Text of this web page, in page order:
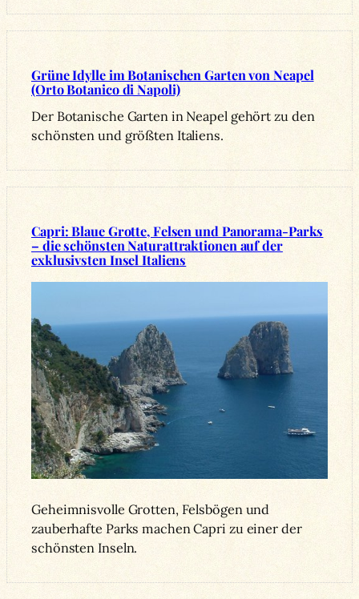
Grüne Idylle im Botanischen Garten von Neapel
(Orto Botanico di Napoli)
Der Botanische Garten in Neapel gehört zu den
schönsten und größten Italiens.
Capri: Blaue Grotte, Felsen und Panorama-Parks
– die schönsten Naturattraktionen auf der
exklusivsten Insel Italiens
Geheimnisvolle Grotten, Felsbögen und
zauberhafte Parks machen Capri zu einer der
schönsten Inseln.